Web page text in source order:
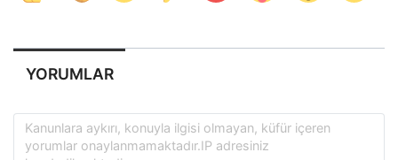
YORUMLAR